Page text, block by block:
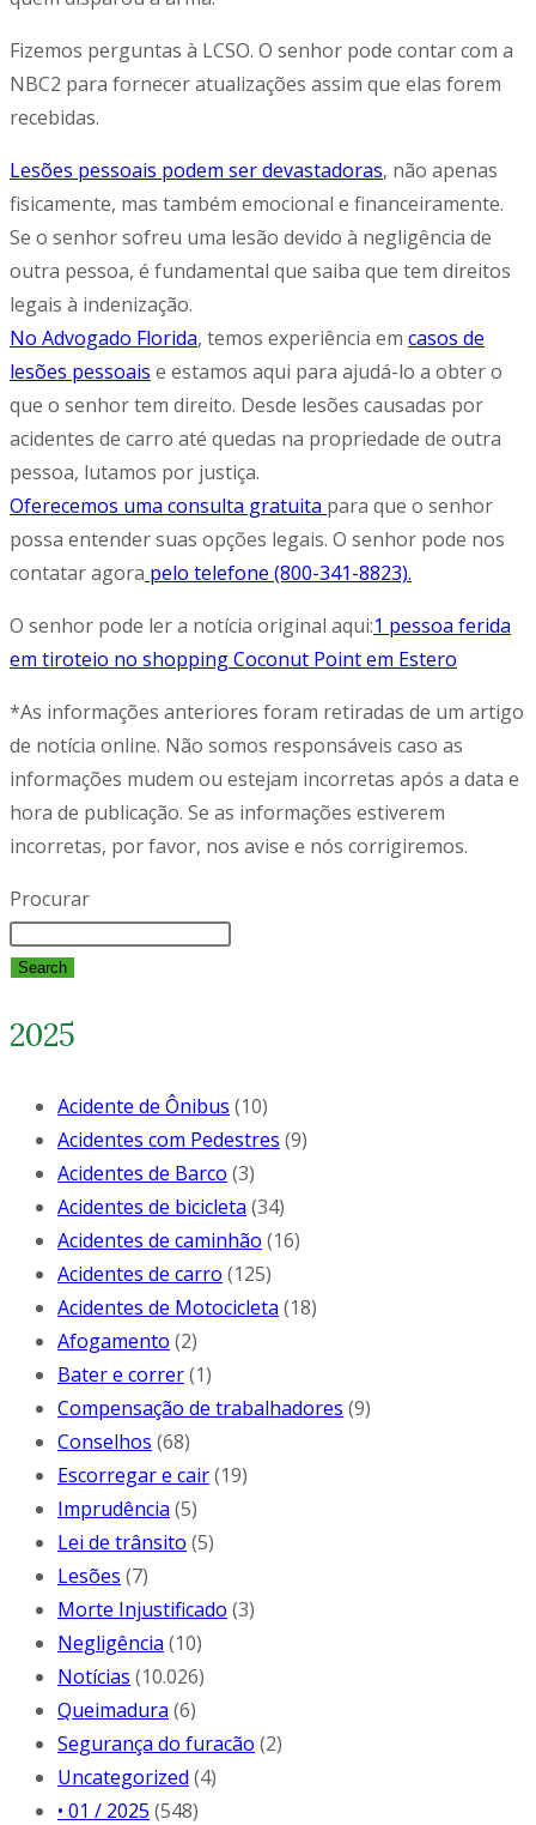
Fizemos perguntas à LCSO. O senhor pode contar com a
NBC2 para fornecer atualizações assim que elas forem
recebidas.
Lesões pessoais podem ser devastadoras, não apenas
fisicamente, mas também emocional e financeiramente.
Se o senhor sofreu uma lesão devido à negligência de
outra pessoa, é fundamental que saiba que tem direitos
legais à indenização.
No Advogado Florida, temos experiência em casos de
lesões pessoais e estamos aqui para ajudá-lo a obter o
que o senhor tem direito. Desde lesões causadas por
acidentes de carro até quedas na propriedade de outra
pessoa, lutamos por justiça.
Oferecemos uma consulta gratuita para que o senhor
possa entender suas opções legais. O senhor pode nos
contatar agora pelo telefone (800-341-8823).
O senhor pode ler a notícia original aqui:1 pessoa ferida
em tiroteio no shopping Coconut Point em Estero
*As informações anteriores foram retiradas de um artigo
de notícia online. Não somos responsáveis caso as
informações mudem ou estejam incorretas após a data e
hora de publicação. Se as informações estiverem
incorretas, por favor, nos avise e nós corrigiremos.
Procurar
Search
2025
Acidente de Ônibus (10)
Acidentes com Pedestres (9)
Acidentes de Barco (3)
Acidentes de bicicleta (34)
Acidentes de caminhão (16)
Acidentes de carro (125)
Acidentes de Motocicleta (18)
Afogamento (2)
Bater e correr(1)
Compensação de trabalhadores (9)
Conselhos (68)
Escorregar e cair(19)
Imprudência (5)
Lei de trânsito (5)
Lesões (7)
Morte Injustificado (3)
Negligência (10)
Notícias (10.026)
Queimadura (6)
Segurança do furacão (2)
Uncategorized (4)
• 01 / 2025 (548)